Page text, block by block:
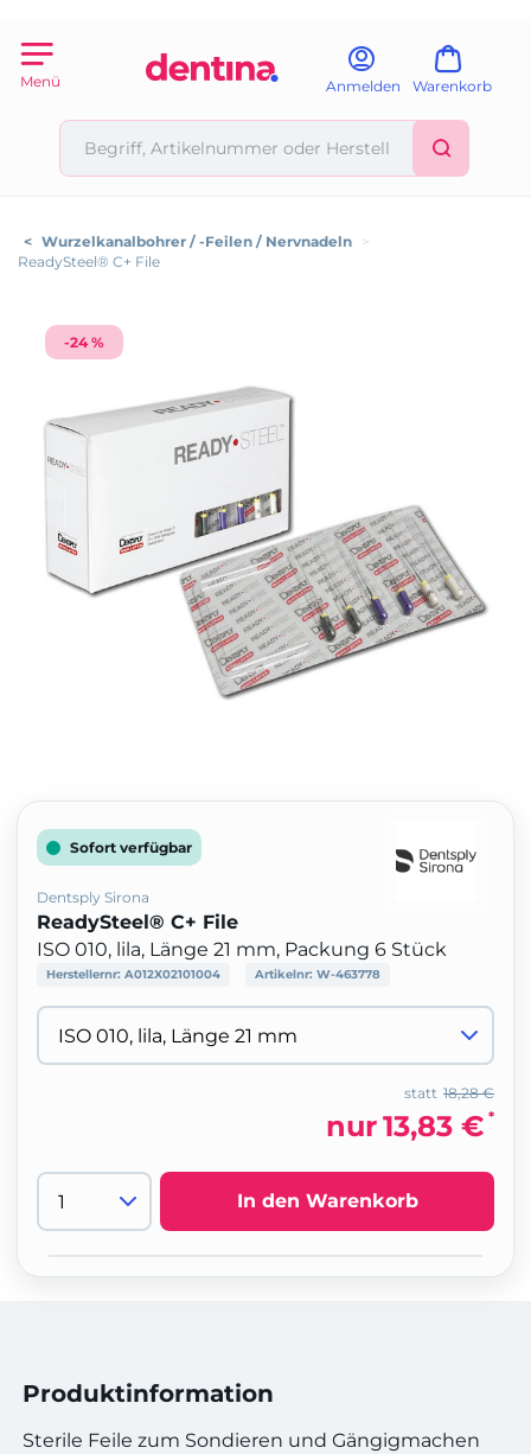
Menü Anmelden Warenkorb
< Wurzelkanalbohrer / -Feilen / Nervnadeln >
ReadySteel® C+ File
-24 %
Sofort verfügbar
Dentsply Sirona
ReadySteel® C+ File
ISO 010, lila, Länge 21 mm, Packung 6 Stück
Herstellernr: A012X02101004 Artikelnr: W-463778
18,28 €
statt
nur13,83 € *
In den Warenkorb
Produktinformation
Sterile Feile zum Sondieren und Gängigmachen